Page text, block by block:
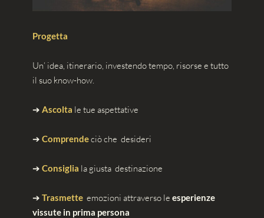
Progetta
Un’ idea, itinerario, investendo tempo, risorse e tutto
il suo know-how.
➔ Ascolta le tue aspettative
➔ Comprendeciò che desideri
➔ Consiglia la giusta destinazione
➔ Trasmetteemozioni attraverso le esperienze
vissute in prima persona